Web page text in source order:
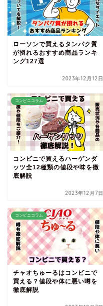
ローソンで買えるタンパク質
が摂れるおすすめ商品ランキ
ング127選
2023年12月12日
コンビニコラム
コンビニで買えるハーゲンダ
ッツ全12種類の値段や味を徹
底解説
2023年12月7日
コンビニコラム
チャオちゅーるはコンビニで
買える？値段や体に悪い噂を
徹底解説